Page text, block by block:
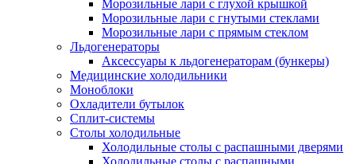
Морозильные лари с глухой крышкой
Морозильные лари с гнутыми стеклами
Морозильные лари с прямым стеклом
Льдогенераторы
Аксессуары к льдогенераторам (бункеры)
Медицинские холодильники
Моноблоки
Охладители бутылок
Сплит-системы
Столы холодильные
Холодильные столы с распашными дверями
Холодильные столы с распашными